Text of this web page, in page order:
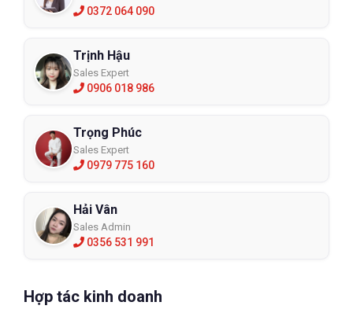
0372 064 090
Trịnh Hậu
Sales Expert
0906 018 986
Trọng Phúc
Sales Expert
0979 775 160
Hải Vân
Sales Admin
0356 531 991
Hợp tác kinh doanh